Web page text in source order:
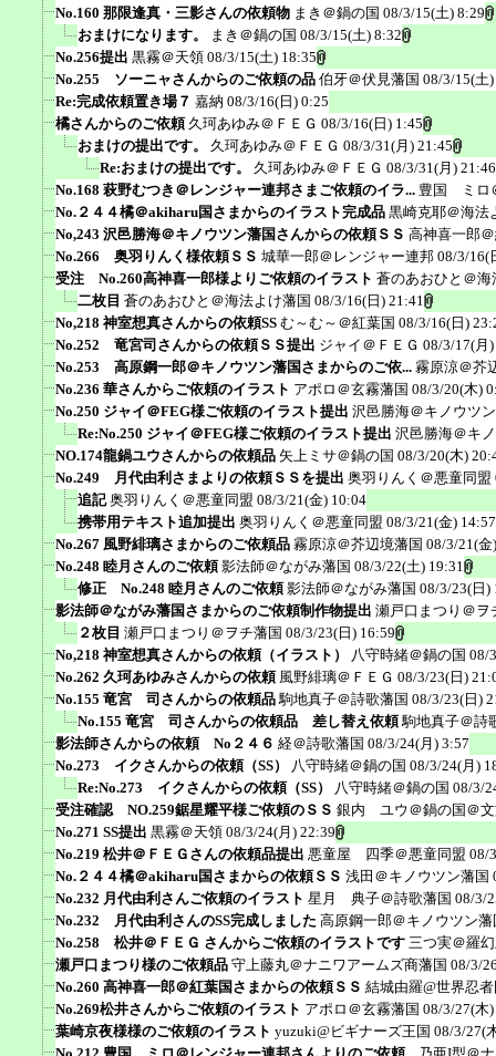
No.160 那限逢真・三影さんの依頼物 まき＠鍋の国 08/3/15(土) 8:29
おまけになります。
まき＠鍋の国 08/3/15(土) 8:32
No.256提出 黒霧＠天領 08/3/15(土) 18:35
No.255 ソーニャさんからのご依頼の品 伯牙＠伏見藩国 08/3/15(土
Re:完成依頼置き場７ 嘉納 08/3/16(日) 0:25
橘さんからのご依頼 久珂あゆみ＠ＦＥＧ 08/3/16(日) 1:45
おまけの提出です。
久珂あゆみ＠ＦＥＧ 08/3/31(月) 21:45
Re:おまけの提出です。
久珂あゆみ＠ＦＥＧ 08/3/31(月) 21:46
No.168 萩野むつき＠レンジャー連邦さまご依頼のイラ... 豊国 ミロ
No.２４４橘＠akiharu国さまからのイラスト完成品 黒崎克耶＠海法
No,243 沢邑勝海＠キノウツン藩国さんからの依頼ＳＳ 高神喜一郎
No.266 奥羽りんく様依頼ＳＳ 城華一郎＠レンジャー連邦 08/3/16(
受注 No.260高神喜一郎様よりご依頼のイラスト 蒼のあおひと＠海
二枚目 蒼のあおひと＠海法よけ藩国 08/3/16(日) 21:41
No,218 神室想真さんからの依頼SS む～む～＠紅葉国 08/3/16(日)
No.252 竜宮司さんからの依頼ＳＳ提出 ジャイ＠ＦＥＧ 08/3/17(月
No.253 高原鋼一郎＠キノウツン藩国さまからのご依... 霧原涼＠芥
No.236 華さんからご依頼のイラスト アポロ＠玄霧藩国 08/3/20(木)
No.250 ジャイ＠FEG様ご依頼のイラスト提出 沢邑勝海＠キノウツ
Re:No.250 ジャイ＠FEG様ご依頼のイラスト提出 沢邑勝海＠キ
NO.174龍鍋ユウさんからの依頼品 矢上ミサ＠鍋の国 08/3/20(木)
No.249 月代由利さまよりの依頼ＳＳを提出 奥羽りんく＠悪童同盟
追記 奥羽りんく＠悪童同盟 08/3/21(金) 10:04
携帯用テキスト追加提出 奥羽りんく＠悪童同盟 08/3/21(金) 14:57
No.267 風野緋璃さまからのご依頼品 霧原涼＠芥辺境藩国 08/3/21(金
No.248 睦月さんのご依頼 影法師＠ながみ藩国 08/3/22(土) 19:31
修正 No.248 睦月さんのご依頼 影法師＠ながみ藩国 08/3/23(日)
影法師＠ながみ藩国さまからのご依頼制作物提出 瀬戸口まつり＠ヲ
２枚目 瀬戸口まつり＠ヲチ藩国 08/3/23(日) 16:59
No,218 神室想真さんからの依頼（イラスト）
八守時緒＠鍋の国 08/
No.262 久珂あゆみさんからの依頼 風野緋璃＠ＦＥＧ 08/3/23(日)
No.155 竜宮 司さんからの依頼品 駒地真子＠詩歌藩国 08/3/23(日)
No.155 竜宮 司さんからの依頼品 差し替え依頼 駒地真子＠詩
影法師さんからの依頼 No２４６ 経＠詩歌藩国 08/3/24(月) 3:57
No.273 イクさんからの依頼（SS）
八守時緒＠鍋の国 08/3/24(月)
Re:No.273 イクさんからの依頼（SS）
八守時緒＠鍋の国 08/3/
受注確認 NO.259鋸星耀平様ご依頼のＳＳ 銀内 ユウ＠鍋の国＠
No.271 SS提出 黒霧＠天領 08/3/24(月) 22:39
No.219 松井＠ＦＥＧさんの依頼品提出 悪童屋 四季＠悪童同盟 08/
No.２４４橘＠akiharu国さまからの依頼ＳＳ 浅田＠キノウツン藩国
No.232 月代由利さんご依頼のイラスト 星月 典子＠詩歌藩国 08/3/
No.232 月代由利さんのSS完成しました 高原鋼一郎＠キノウツン藩
No.258 松井＠ＦＥＧ さんからご依頼のイラストです 三つ実＠羅
瀬戸口まつり様のご依頼品 守上藤丸＠ナニワアームズ商藩国 08/3/
No.260 高神喜一郎＠紅葉国さまからの依頼ＳＳ 結城由羅@世界忍
No.269松井さんからご依頼のイラスト アポロ＠玄霧藩国 08/3/27(木
葉崎京夜様様のご依頼のイラスト yuzuki@ビギナーズ王国 08/3/27(